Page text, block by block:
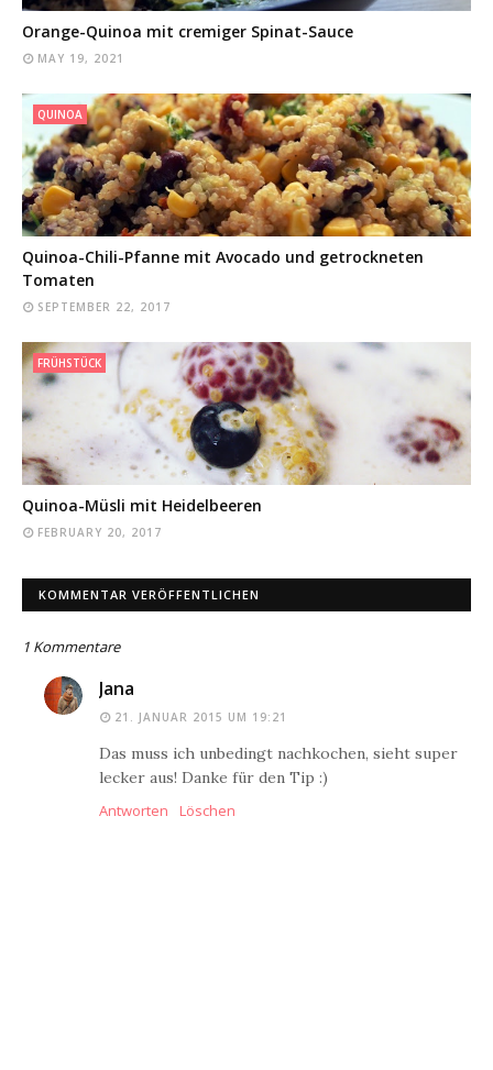
Orange-Quinoa mit cremiger Spinat-Sauce
MAY 19, 2021
QUINOA
Quinoa-Chili-Pfanne mit Avocado und getrockneten
Tomaten
SEPTEMBER 22, 2017
FRÜHSTÜCK
Quinoa-Müsli mit Heidelbeeren
FEBRUARY 20, 2017
KOMMENTAR VERÖFFENTLICHEN
1 Kommentare
Jana
21. JANUAR 2015 UM 19:21
Das muss ich unbedingt nachkochen, sieht super
lecker aus! Danke für den Tip :)
Antworten
Löschen